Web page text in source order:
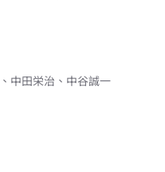
、 中田栄治 、 中谷誠一